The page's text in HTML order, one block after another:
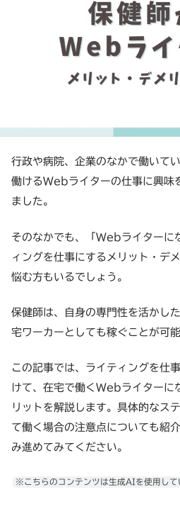
行政や病院、企業のなかで働いて
働けるWebライターの仕事に興味
ました。
そのなかでも、「Webライターに
ィングを仕事にするメリット・デ
悩む方もいるでしょう。
保健師は、自身の専門性を活かし
宅ワーカーとしても稼ぐことが可能
この記事では、ライティングを仕
けて、在宅で働くWebライターに
リットを解説します。具体的なス
て働く場合の注意点についても紹
み進めてみてください。
※こちらのコンテンツは生成AIを使用して